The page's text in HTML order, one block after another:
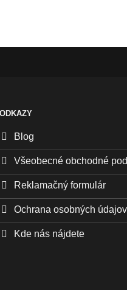
ODKAZY
Blog
Všeobecné obchodné
Reklamačný formulár
Ochrana osobných údajov
Kde nás nájdete